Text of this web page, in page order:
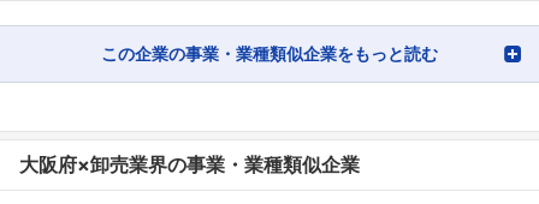
この企業の事業・業種類似企業をもっと読む
大阪府×卸売業界の事業・業種類似企業